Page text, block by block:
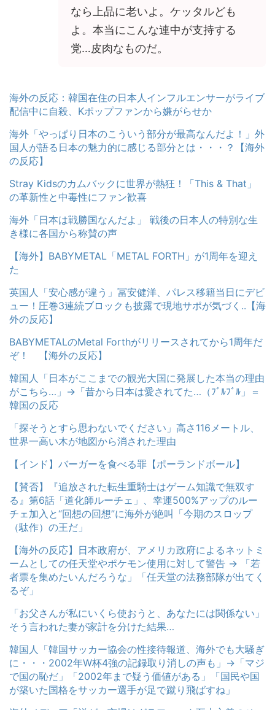
なら上品に老いよ。ケッタルども
よ。本当にこんな連中が支持する
党…皮肉なものだ。
海外の反応：韓国在住の日本人インフルエンサーがライブ
配信中に自殺、Kポップファンから嫌がらせか
海外「やっぱり日本のこういう部分が最高なんだよ！」外
国人が語る日本の魅力的に感じる部分とは・・・？【海外
の反応】
Stray Kidsのカムバックに世界が熱狂！「This & That」
の革新性と中毒性にファン歓喜
海外「日本は戦勝国なんだよ」 戦後の日本人の特別な生
き様に各国から称賛の声
【海外】BABYMETAL「METAL FORTH」が1周年を迎え
た
英国人「安心感が違う」冨安健洋、パレス移籍当日にデビ
ュー！圧巻3連続ブロックも披露で現地サポが気づく..【海
外の反応】
BABYMETALのMetal Forthがリリースされてから1周年だ
ぞ！ 【海外の反応】
韓国人「日本がここまでの観光大国に発展した本当の理由
がこちら…」→「昔から日本は愛されてた…（ﾌﾞﾙﾌﾞﾙ」＝
韓国の反応
「探そうとすら思わないでください」高さ116メートル、
世界一高い木が地図から消された理由
【インド】バーガーを食べる罪【ポーランドボール】
【賛否】『追放された転生重騎士はゲーム知識で無双す
る』第6話「道化師ルーチェ」、幸運500%アップのルー
チェ加入と“回想の回想”に海外が絶叫「今期のスロップ
（駄作）の王だ」
【海外の反応】日本政府が、アメリカ政府によるネットミ
ームとしての任天堂やポケモン使用に対して警告 → 「若
者票を集めたいんだろうな」「任天堂の法務部隊が出てく
るぞ」
「お父さんが私にいくら使おうと、あなたには関係ない」
そう言われた妻が家計を分けた結果…
韓国人「韓国サッカー協会の性接待報道、海外でも大騒ぎ
に・・・2002年W杯4強の記録取り消しの声も」→「マジ
で国の恥だ」「2002年まで疑う価値がある」「国民や国
が築いた国格をサッカー選手が足で蹴り飛ばすね」